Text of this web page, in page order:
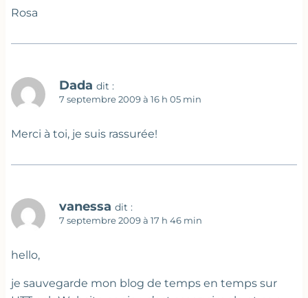
Rosa
Dada dit :
7 septembre 2009 à 16 h 05 min
Merci à toi, je suis rassurée!
vanessa dit :
7 septembre 2009 à 17 h 46 min
hello,
je sauvegarde mon blog de temps en temps sur